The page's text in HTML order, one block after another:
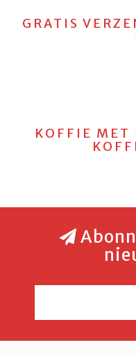
GRATIS
KOFFIE MET